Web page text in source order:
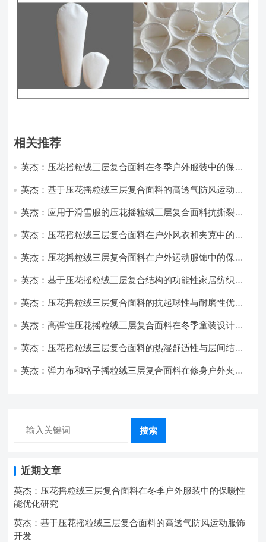
相关推荐
英杰：压花摇粒绒三层复合面料在冬季户外服装中的保暖
英杰：基于压花摇粒绒三层复合面料的高透气防风运动服
英杰：应用于滑雪服的压花摇粒绒三层复合面料抗撕裂与
英杰：压花摇粒绒三层复合面料在户外风衣和夹克中的应
英杰：压花摇粒绒三层复合面料在户外运动服饰中的保暖
英杰：基于压花摇粒绒三层复合结构的功能性家居纺织品
英杰：压花摇粒绒三层复合面料的抗起球性与耐磨性优化
英杰：高弹性压花摇粒绒三层复合面料在冬季童装设计中
英杰：压花摇粒绒三层复合面料的热湿舒适性与层间结合
英杰：弹力布和格子摇粒绒三层复合面料在修身户外夹克
搜索
近期文章
英杰：压花摇粒绒三层复合面料在冬季户外服装中的保暖性
能优化研究
英杰：基于压花摇粒绒三层复合面料的高透气防风运动服饰
开发